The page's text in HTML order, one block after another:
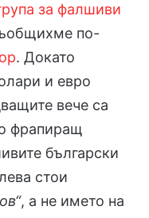
за фалшиви
по-
. Докато
и евро
вече са
фрапиращ
български
стои
, а не името на